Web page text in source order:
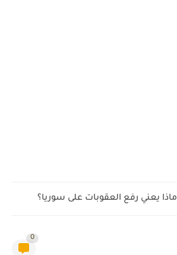
ماذا يعني رفع العقوبات على سوريا؟
0